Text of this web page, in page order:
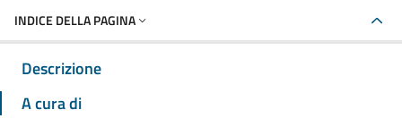
INDICE DELLA PAGINA
Descrizione
A cura di